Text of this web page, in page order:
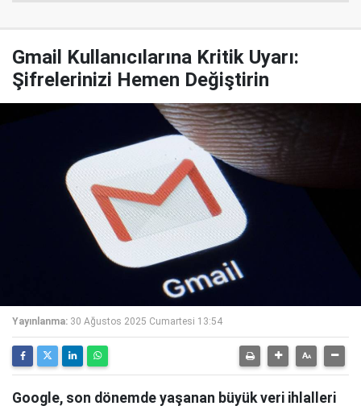
Gmail Kullanıcılarına Kritik Uyarı:
Şifrelerinizi Hemen Değiştirin
Yayınlanma: 30 Ağustos 2025 Cumartesi 13:54
Google, son dönemde yaşanan büyük veri ihlalleri